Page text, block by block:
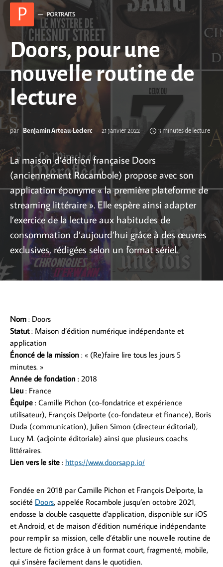
P PORTRAITS
Doors, pour une
nouvelle routine de
lecture
par Benjamin Arteau-Leclerc 21 janvier 2022 3 minutes de lecture
La maison d’édition française Doors
(anciennement Rocambole) propose avec son
application éponyme « la première plateforme de
streaming littéraire ». Elle espère ainsi adapter
l’exercice de la lecture aux habitudes de
consommation d’aujourd’hui grâce à des œuvres
exclusives, rédigées selon un format sériel.
Nom : Doors
Statut: Maison d’édition numérique indépendante et
application
Énoncé de la mission : « (Re)faire lire tous les jours 5
minutes. »
Année de fondation : 2018
Lieu : France
Équipe : Camille Pichon (co-fondatrice et expérience
utilisateur), François Delporte (co-fondateur et finance), Boris
Duda (communication), Julien Simon (directeur éditorial),
Lucy M. (adjointe éditoriale) ainsi que plusieurs coachs
littéraires.
Lien vers le site : https://www.doorsapp.io/
Fondée en 2018 par Camille Pichon et François Delporte, la
société Doors, appelée Rocambole jusqu’en octobre 2021,
endosse la double casquette d’application, disponible sur iOS
et Android, et de maison d’édition numérique indépendante
pour remplir sa mission, celle d’établir une nouvelle routine de
lecture de fiction grâce à un format court, fragmenté, mobile,
qui s’insère facilement dans le quotidien.